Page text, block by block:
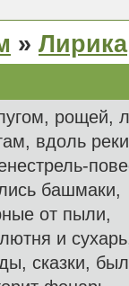
» Лирика
рощей,
вдоль реки
башмаки,
от пыли,
и
сказки,